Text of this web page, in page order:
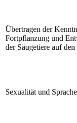
Übertragen der
Fortpflanzung und
der Säugetiere auf
Sexualität und Sprache